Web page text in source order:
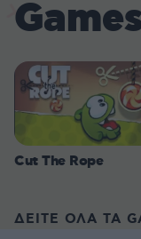
Cut The Rope
ΔΕΙΤΕ ΟΛΑ ΤΑ